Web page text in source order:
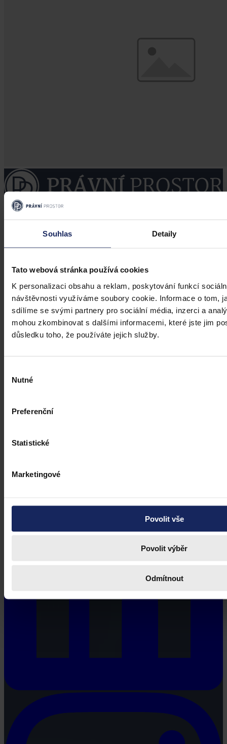
Souhlas Detaily
Tato webová stránka používá cookies
K personalizaci obsahu a reklam, poskytování funkcí
návštěvnosti využíváme soubory cookie. Informace o tom,
sdílíme se svými partnery pro sociální média, inzerci a
mohou zkombinovat s dalšími informacemi, které jste jim
důsledku toho, že používáte jejich služby.
souhlasu
Nutné
Preferenční
Statistické
Marketingové
Povolit vše
Povolit výběr
Odmítnout
potřebují právní informace.